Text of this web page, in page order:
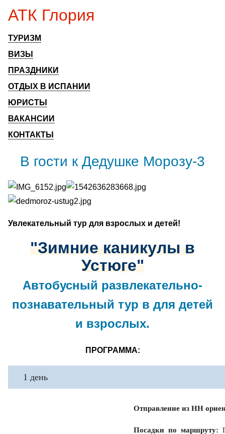
АТК Глория
ТУРИЗМ
ВИЗЫ
ПРАЗДНИКИ
ОТДЫХ В ИСПАНИИ
ЮРИСТЫ
ВАКАНСИИ
КОНТАКТЫ
В гости к Дедушке Морозу-3
Увлекательный тур для взрослых и детей!
"Зимние каникулы в
Устюге"
Автобусный развлекательно-
познавательный тур в для детей
и взрослых.
ПРОГРАММА:
1 день
Отправление из НН
Посадки по маршруту: